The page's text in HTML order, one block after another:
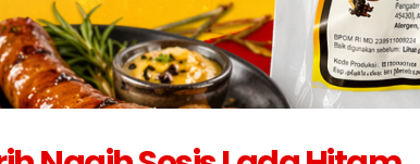
Membeli Bahan
Jumlah Besar
2026
Cara Menyimpan
Baku Frozen Agar
Berkualitas